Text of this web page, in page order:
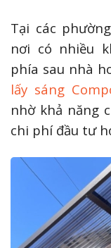
Tại các
nơi có nhiều
phía sau nhà
lấy sáng
nhờ khả năng
chi phí đầu tư